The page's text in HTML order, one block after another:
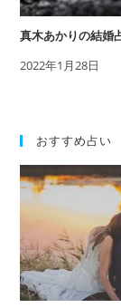
真木あかりの結婚
2022年1月28日
おすすめ占い